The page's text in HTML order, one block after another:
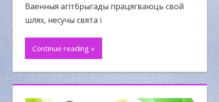
Ваенныя агітбрыгады працягваюць свой
шлях, несучы свята і
Continue reading »